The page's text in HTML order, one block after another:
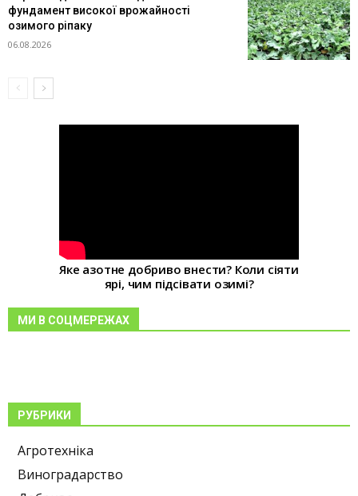
фундамент високої врожайності
озимого ріпаку
06.08.2026
Яке азотне добриво внести? Коли сіяти
ярі, чим підсівати озимі?
МИ В СОЦМЕРЕЖАХ
РУБРИКИ
Агротехніка
Виноградарство